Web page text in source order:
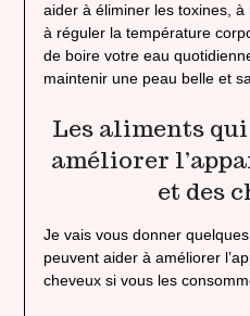
aider à éliminer les toxines,
à réguler la température
de boire votre eau
maintenir une peau belle et
Les aliments
améliorer
et des
Je vais vous donner
peuvent aider à améliorer
cheveux si vous les